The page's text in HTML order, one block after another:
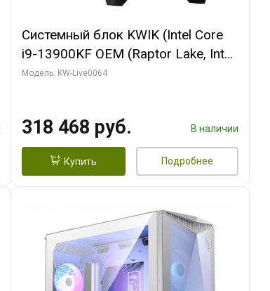
Системный блок KWIK (Intel Core
i9-13900KF OEM (Raptor Lake, Intel
7, C24 16EC/8P/ 64 ГБ ОЗУ (2
2/ 512 ГБ SSD)
Модель: KW-Live0064
318 468 руб. В наличии
Купить Подробнее